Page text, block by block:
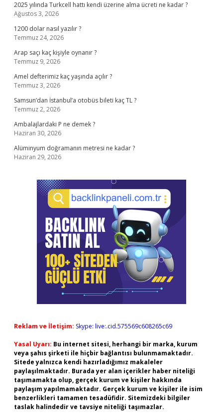
2025 yılında Turkcell hattı kendi üzerine alma ücreti ne kadar ?
Ağustos 3, 2026
1200 dolar nasıl yazılır ?
Temmuz 24, 2026
Arap saçı kaç kişiyle oynanır ?
Temmuz 9, 2026
Amel defterimiz kaç yaşında açılır ?
Temmuz 3, 2026
Samsun’dan İstanbul’a otobüs bileti kaç TL ?
Temmuz 2, 2026
Ambalajlardaki P ne demek ?
Haziran 30, 2026
Alüminyum doğramanın metresi ne kadar ?
Haziran 29, 2026
Reklam ve İletişim: Skype: live:.cid.575569c608265c69
Yasal Uyarı: Bu internet sitesi, herhangi bir marka, kurum
veya şahıs şirketi ile hiçbir bağlantısı bulunmamaktadır.
Sitede yalnızca kendi hazırladığımız makaleler
paylaşılmaktadır. Burada yer alan içerikler haber niteliği
taşımamakta olup, gerçek kurum ve kişiler hakkında
paylaşım yapılmamaktadır. Gerçek kurum ve kişiler ile isim
benzerlikleri tamamen tesadüfidir. Sitemizdeki bilgiler
taslak halindedir ve tavsiye niteliği taşımazlar.